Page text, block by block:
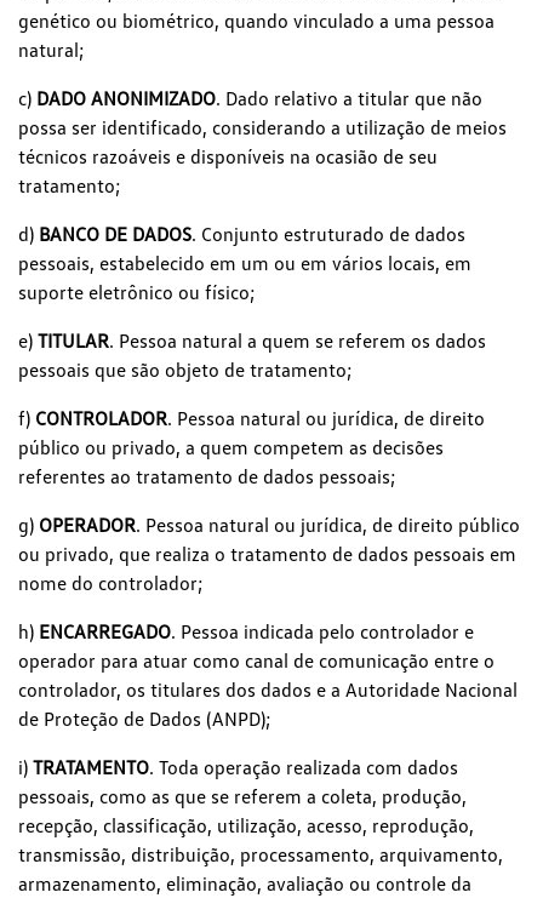
genético ou biométrico, quando vinculado a uma pessoa
natural;
c) DADO ANONIMIZADO. Dado relativo a titular que não
possa ser identificado, considerando a utilização de meios
técnicos razoáveis e disponíveis na ocasião de seu
tratamento;
d) BANCO DE DADOS. Conjunto estruturado de dados
pessoais, estabelecido em um ou em vários locais, em
suporte eletrônico ou físico;
e) TITULAR. Pessoa natural a quem se referem os dados
pessoais que são objeto de tratamento;
f) CONTROLADOR. Pessoa natural ou jurídica, de direito
público ou privado, a quem competem as decisões
referentes ao tratamento de dados pessoais;
g) OPERADOR. Pessoa natural ou jurídica, de direito público
ou privado, que realiza o tratamento de dados pessoais em
nome do controlador;
h) ENCARREGADO. Pessoa indicada pelo controlador e
operador para atuar como canal de comunicação entre o
controlador, os titulares dos dados e a Autoridade Nacional
de Proteção de Dados (ANPD);
i) TRATAMENTO. Toda operação realizada com dados
pessoais, como as que se referem a coleta, produção,
recepção, classificação, utilização, acesso, reprodução,
transmissão, distribuição, processamento, arquivamento,
armazenamento, eliminação, avaliação ou controle da